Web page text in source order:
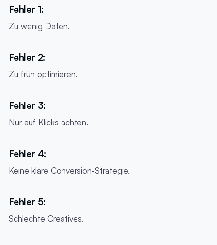
Fehler 1:
Zu wenig Daten.
Fehler 2:
Zu früh optimieren.
Fehler 3:
Nur auf Klicks achten.
Fehler 4:
Keine klare Conversion-Strategie.
Fehler 5:
Schlechte Creatives.